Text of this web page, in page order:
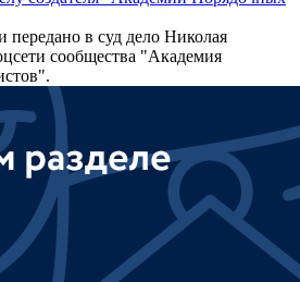
передано в суд дело Николая
сообщества "Академия